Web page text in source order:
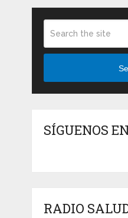
SÍGUENOS
RADIO